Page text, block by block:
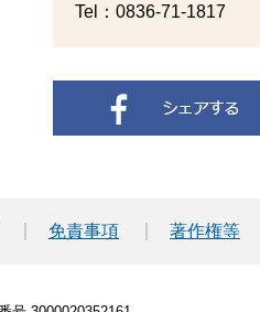
Tel：0836-71-1817
免責事項 著作権等